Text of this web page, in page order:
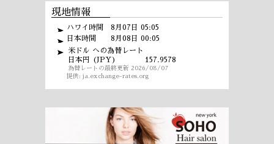
現地情報
ハワイ時間 8月07日 05:05
日本時間 8月08日 00:05
米ドル への為替レート
日本円 (JPY)
157.9578
為替レートの最終更新 2026/08/07
提供: ja.exchange-rates.org